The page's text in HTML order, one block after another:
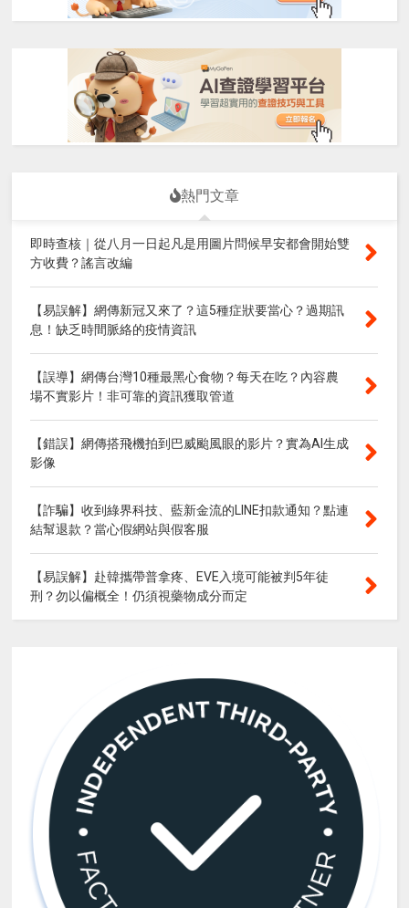
熱門文章
即時查核｜從八月一日起凡是用圖片問候早安都會開始雙
方收費？謠言改編
【易誤解】網傳新冠又來了？這5種症狀要當心？過期訊
息！缺乏時間脈絡的疫情資訊
【誤導】網傳台灣10種最黑心食物？每天在吃？內容農
場不實影片！非可靠的資訊獲取管道
【錯誤】網傳搭飛機拍到巴威颱風眼的影片？實為AI生成
影像
【詐騙】收到綠界科技、藍新金流的LINE扣款通知？點連
結幫退款？當心假網站與假客服
【易誤解】赴韓攜帶普拿疼、EVE入境可能被判5年徒
刑？勿以偏概全！仍須視藥物成分而定